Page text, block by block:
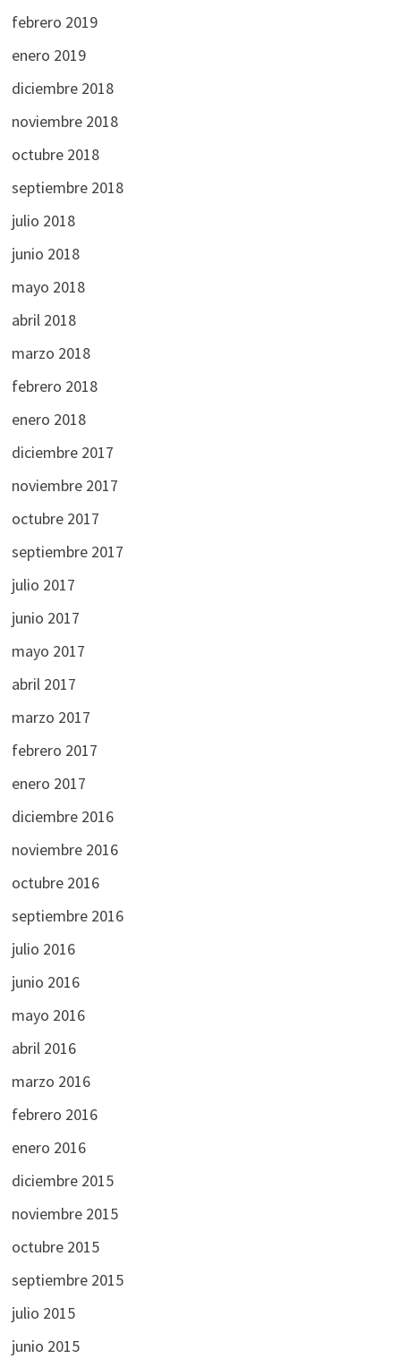
febrero 2019
enero 2019
diciembre 2018
noviembre 2018
octubre 2018
septiembre 2018
julio 2018
junio 2018
mayo 2018
abril 2018
marzo 2018
febrero 2018
enero 2018
diciembre 2017
noviembre 2017
octubre 2017
septiembre 2017
julio 2017
junio 2017
mayo 2017
abril 2017
marzo 2017
febrero 2017
enero 2017
diciembre 2016
noviembre 2016
octubre 2016
septiembre 2016
julio 2016
junio 2016
mayo 2016
abril 2016
marzo 2016
febrero 2016
enero 2016
diciembre 2015
noviembre 2015
octubre 2015
septiembre 2015
julio 2015
junio 2015